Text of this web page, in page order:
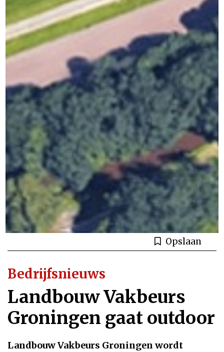
Opslaan
Bedrijfsnieuws
Landbouw Vakbeurs
Groningen gaat outdoor
Landbouw Vakbeurs Groningen wordt